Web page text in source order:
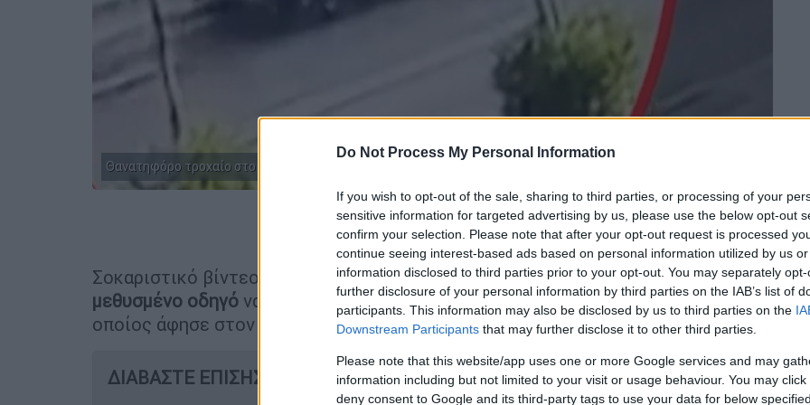
Do Not Process My Personal Information
If you wish to opt-out of the sale, sharing to third parties, or processing of your
sensitive information for targeted advertising by us, please use the below opt-out
confirm your selection. Please note that after your opt-out request is processed
continue seeing interest-based ads based on personal information utilized by us
information disclosed to third parties prior to your opt-out. You may separately
further disclosure of your personal information by third parties on the IAB’s list of
participants. This information may also be disclosed by us to third parties on the
Downstream Participants that may further disclose it to other third parties.
Please note that this website/app uses one or more Google services and may
information including but not limited to your visit or usage behaviour. You may
deny consent to Google and its third-party tags to use your data for below
Θανατηφόρο τροχαίο στο Ρέθυμνο (GLOMEX)
Προσθέστε το ΕΘΝΟΣ στη Google
Σοκαριστικό βίντεο - ντοκουμέντο από τροχαίο δυστύχημα στηνΚρήτη, με
μεθυσμένο οδηγό να παραβιάζεικόκκινο σηματοδότη, παρασέρνοντας 69χρονο, ο
οποίος άφησε στον δρόμο τηντελευταία του πνοή.
ΔΙΑΒΑΣΤΕ ΕΠΙΣΗΣ